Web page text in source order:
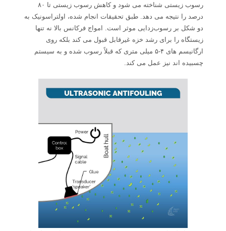
رسوب زیستی شناخته می شود و کاهش رسوب زیستی تا ۸۰
درصد را نتیجه می دهد. طبق تحقیقات انجام شده، اولتراسونیک به
دو شکل بر رسوب‌زدایی موثر است. امواج فرکانس بالا نه تنها
زیستگاه را برای رشد خزه غیرقابل قبول می کند بلکه روی
ارگانیسم های ۴-۵ میلی متری که قبلاً رسوب شده و به سیستم
چسبیده اند نیز عمل می کند.